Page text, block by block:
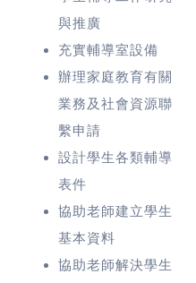
與推廣
充實輔導室設備
辦理家庭教育有關
業務及社會資源聯
繫申請
設計學生各類輔導
表件
協助老師建立學生
基本資料
協助老師解決學生